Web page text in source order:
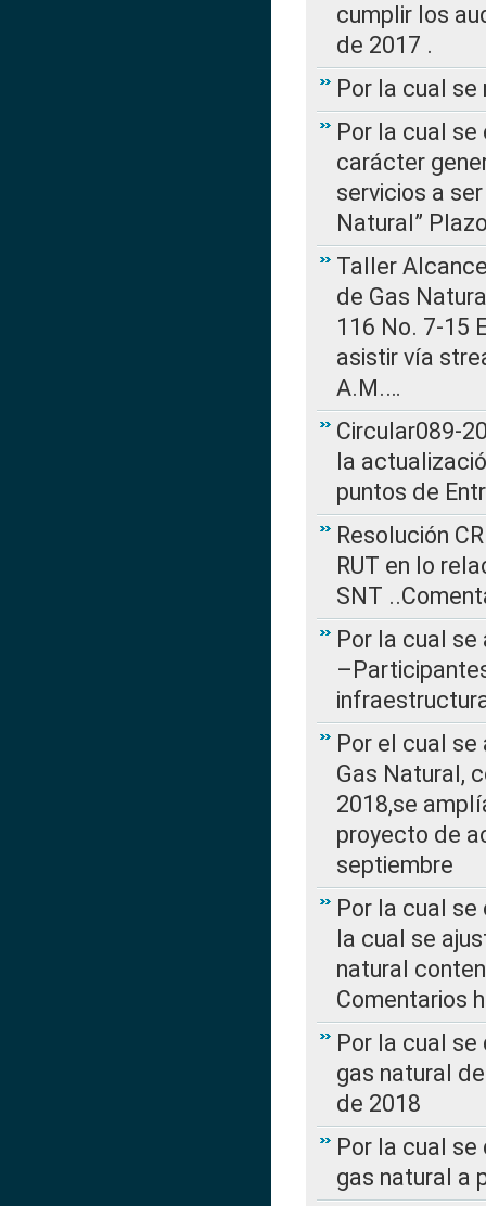
cumplir los
de 2017 .
Por la cual se
Por la cual
carácter
servicios a
Natural”
Taller
de Gas
116 No. 7-15
asistir vía
A.M.…
Circular089-
la
puntos de
Resolución
RUT en lo
SNT
Por la cual se
Por el cual
Gas Natural,
2018,se
proyecto de
septiembre
Por la cual se
la cual se
natural
Comentarios
Por la cual
gas natural
de 2018
Por la cual
gas natural a